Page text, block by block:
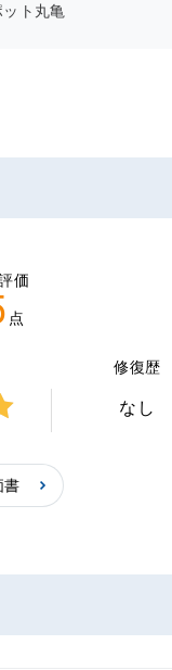
ト丸亀
価
点
修復歴
なし
書